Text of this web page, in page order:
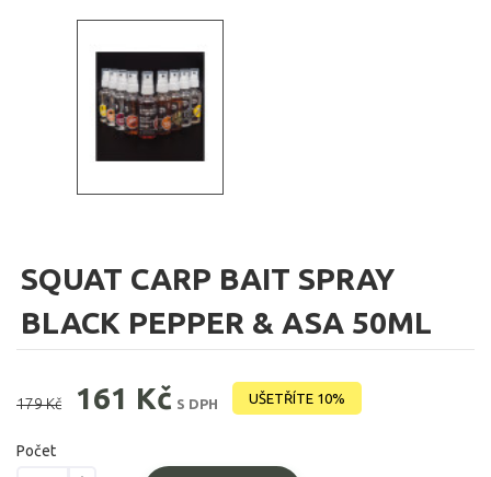
SQUAT CARP BAIT SPRAY
BLACK PEPPER & ASA 50ML
179 Kč 161 Kč S DPH UŠETŘÍTE 10%
Počet